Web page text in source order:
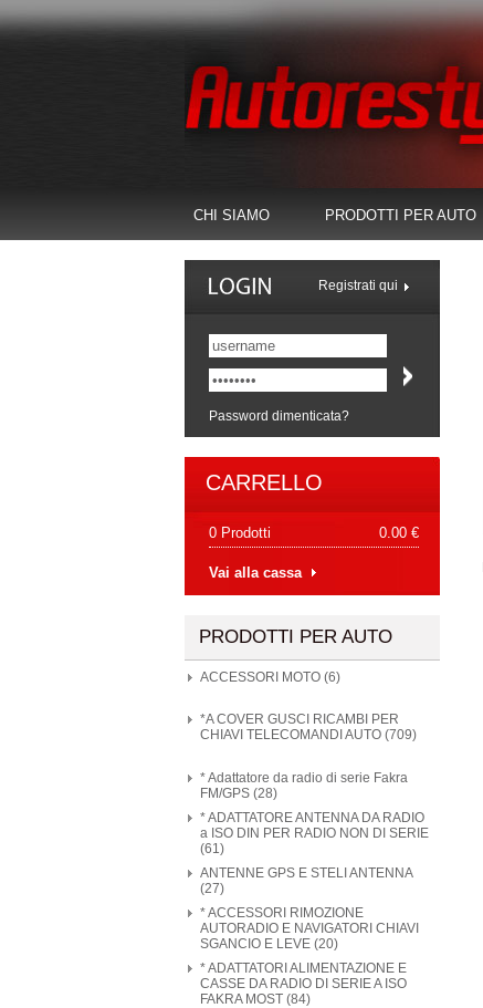
CHI SIAMO PRODOTTI PER AUTO
PRODOTTI PER AUTO
ACCESSORI MOTO (6)
*A COVER GUSCI RICAMBI PER
CHIAVI TELECOMANDI AUTO (709)
* Adattatore da radio di serie Fakra
FM/GPS (28)
* ADATTATORE ANTENNA DA RADIO
a ISO DIN PER RADIO NON DI SERIE
(61)
ANTENNE GPS E STELI ANTENNA
(27)
* ACCESSORI RIMOZIONE
AUTORADIO E NAVIGATORI CHIAVI
SGANCIO E LEVE (20)
* ADATTATORI ALIMENTAZIONE E
CASSE DA RADIO DI SERIE A ISO
FAKRA MOST (84)
Password dimenticata?
Registrati qui
CARRELLO
0 Prodotti 0.00 €
Vai alla cassa